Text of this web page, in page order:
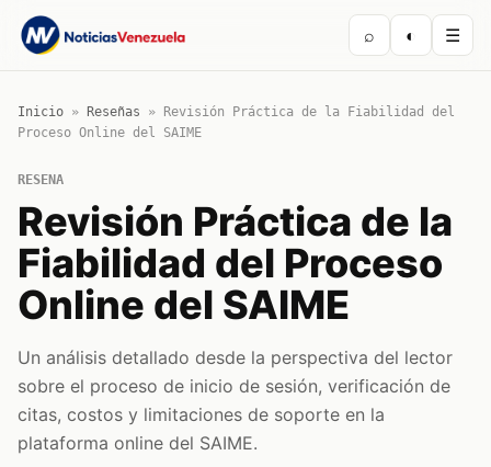
⌕ ◐ ☰
Inicio » Reseñas »
Revisión Práctica de la Fiabilidad del
Proceso Online del SAIME
RESENA
Revisión Práctica de la
Fiabilidad del Proceso
Online del SAIME
Un análisis detallado desde la perspectiva del lector
sobre el proceso de inicio de sesión, verificación de
citas, costos y limitaciones de soporte en la
plataforma online del SAIME.